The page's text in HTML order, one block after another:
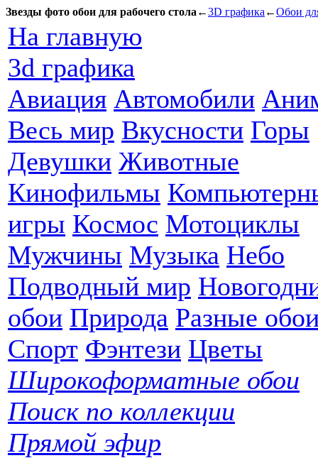
Звезды фото обои для рабочего стола ←3D графика ←Обои
На главную
3d графика
Авиация Автомобили
Весь мир Вкусности Горы
Девушки Животные
Кинофильмы
игры Космос Мотоциклы
Мужчины Музыка Небо
Подводный мир
обои Природа Разные
Спорт Фэнтези Цветы
Широкоформатные обои
Поиск по коллекции
Прямой эфир